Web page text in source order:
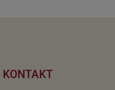
KONTAKT